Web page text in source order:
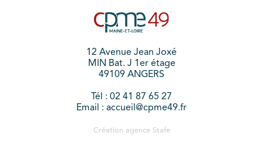
12 Avenue Jean Joxé
MIN Bat. J 1er étage
49109 ANGERS
Tél : 02 41 87 65 27
Email : accueil@cpme49.fr
Création agence Stafe